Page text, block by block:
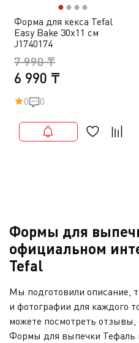
●● ● ●
Форма для кекса Tefal
Easy Bake 30х11 cм
J1740174
6 990 ₸
7 990 ₸
0 0
Формы для
официальном
Tefal
Мы подготовили описание,
и фотографии для каждого
можете посмотреть
Формы для выпечки Тефаль